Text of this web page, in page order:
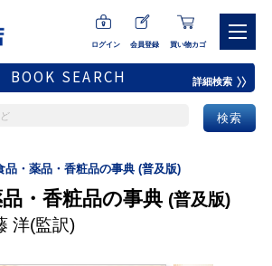
ログイン 会員登録 買い物カゴ
BOOK SEARCH 詳細検索
品・薬品・香粧品の事典 (普及版)
・香粧品の事典 (普及版)
洋(監訳)